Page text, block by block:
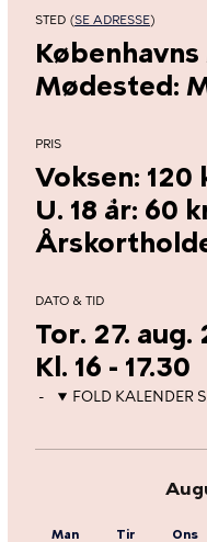
STED (SE ADRESSE)
Mødested:
PRIS
Voksen: 120
U. 18 år: 60
DATO & TID
Tor. 27. aug.
Kl. 16 - 17.30
FOLD KALENDER
Man Tir Ons